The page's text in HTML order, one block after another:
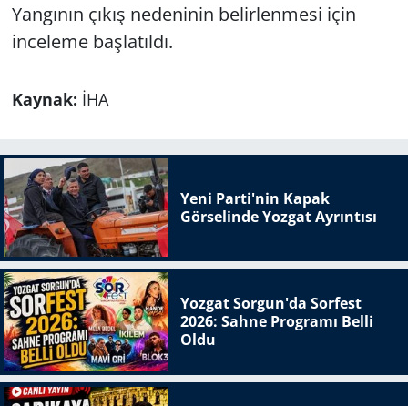
Yangının çıkış nedeninin belirlenmesi için
inceleme başlatıldı.
Kaynak: İHA
Yeni Parti'nin Kapak
Görselinde Yozgat Ayrıntısı
Yozgat Sorgun'da Sorfest
2026: Sahne Programı Belli
Oldu